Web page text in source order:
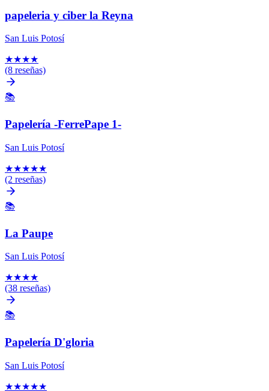
papeleria y ciber la Reyna
San Luis Potosí
★★★★
(8 reseñas)
📚
Papelería -FerrePape 1-
San Luis Potosí
★★★★★
(2 reseñas)
📚
La Paupe
San Luis Potosí
★★★★
(38 reseñas)
📚
Papelería D'gloria
San Luis Potosí
★★★★★